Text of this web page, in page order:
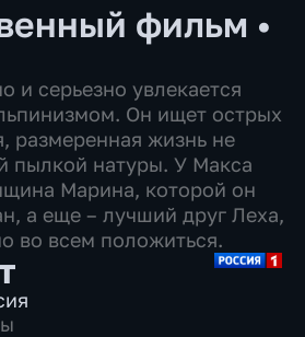
фильм •
и серьезно увлекается
Он ищет острых
размеренная жизнь не
пылкой натуры. У Макса
Марина, которой он
а еще – лучший друг Леха,
во всем положиться.